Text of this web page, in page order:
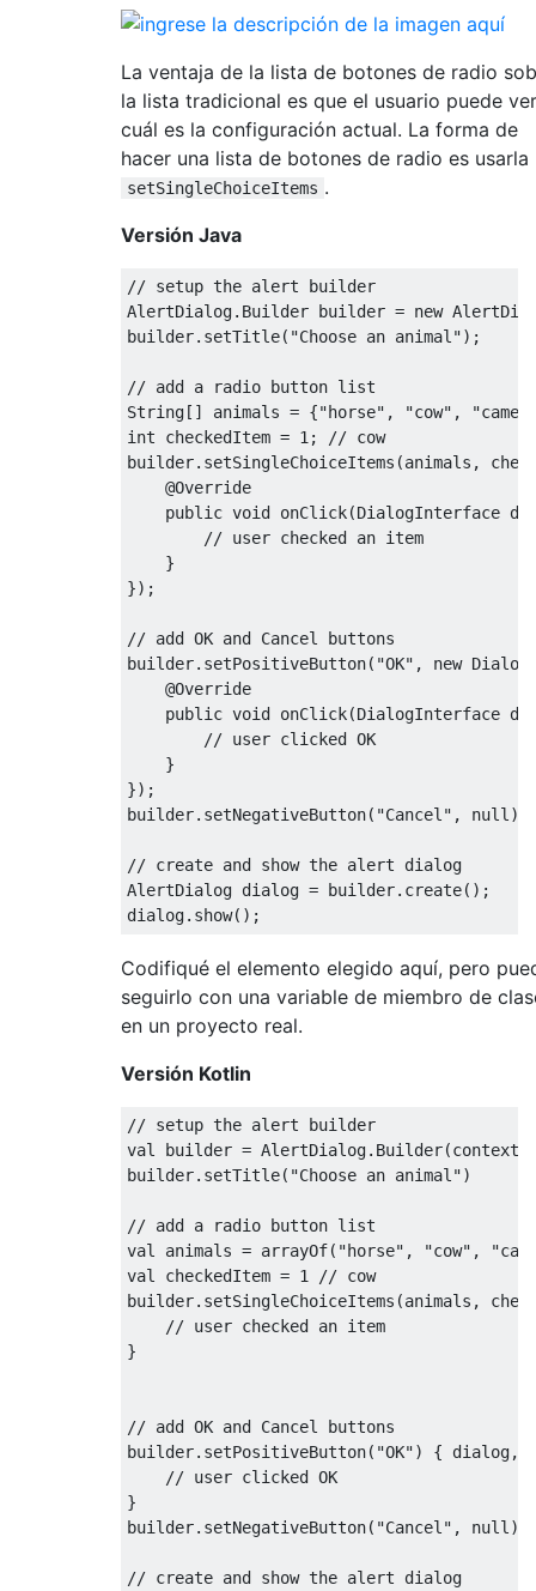
La ventaja de la lista de botones de radio
la lista tradicional es que el usuario puede ver
cuál es la configuración actual. La forma de
hacer una lista de botones de radio es usarla
setSingleChoiceItems .
Versión Java
// setup the alert builder
AlertDialog. Builder builder = new
builder. setTitle( "Choose an animal");
// add a radio button list
String [] animals = {"horse" , "cow" ,
int checkedItem = 1 ;
// cow
builder. setSingleChoiceItems (animals ,
@Override
public void onClick(DialogInterface
// user checked an item
}
});
// add OK and Cancel buttons
builder. setPositiveButton( "OK" , new
@Override
public void onClick(DialogInterface
// user clicked OK
}
});
builder. setNegativeButton( "Cancel" , null );
// create and show the alert dialog
AlertDialog dialog = builder. create();
dialog. show();
Codifiqué el elemento elegido aquí, pero
seguirlo con una variable de miembro de
en un proyecto real.
Versión Kotlin
// setup the alert builder
val builder = AlertDialog. Builder(context
builder. setTitle( "Choose an animal")
// add a radio button list
val animals = arrayOf( "horse" , "cow" ,
val checkedItem = 1
// cow
builder. setSingleChoiceItems (animals ,
// user checked an item
}
// add OK and Cancel buttons
builder. setPositiveButton( "OK") { dialog,
// user clicked OK
}
builder. setNegativeButton( "Cancel" , null )
// create and show the alert dialog